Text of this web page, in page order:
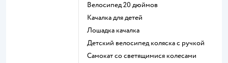
Велосипед 20 дюймов
Качалка для детей
Лошадка качалка
Детский велосипед коляска с ручкой
Самокат со светящимися колесами